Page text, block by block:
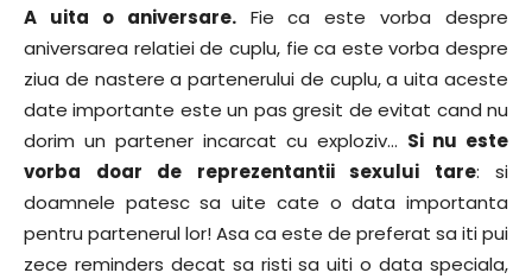
A uita o aniversare.Fie ca este vorba despre
aniversarea relatiei de cuplu, fie ca este vorba despre
ziua de nastere a partenerului de cuplu, a uita aceste
date importante este un pas gresit de evitat cand nu
dorim un partener incarcat cu exploziv… Si nu este
vorba doar de reprezentantii sexului tare: si
doamnele patesc sa uite cate o data importanta
pentru partenerul lor! Asa ca este de preferat sa iti pui
zece reminders decat sa risti sa uiti o data speciala,